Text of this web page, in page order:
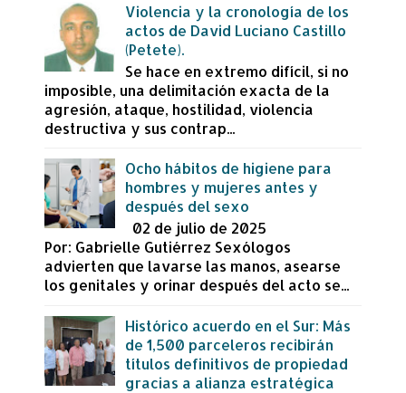
Violencia y la cronología de los
actos de David Luciano Castillo
(Petete).
Se hace en extremo difícil, si no
imposible, una delimitación exacta de la
agresión, ataque, hostilidad, violencia
destructiva y sus contrap...
Ocho hábitos de higiene para
hombres y mujeres antes y
después del sexo
02 de julio de 2025
Por: Gabrielle Gutiérrez Sexólogos
advierten que lavarse las manos, asearse
los genitales y orinar después del acto se...
Histórico acuerdo en el Sur: Más
de 1,500 parceleros recibirán
títulos definitivos de propiedad
gracias a alianza estratégica